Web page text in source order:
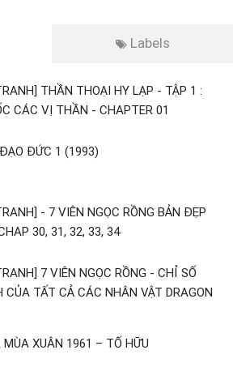
Labels
THẦN THOẠI HY LẠP - TẬP 1 :
CÁC VỊ THẦN - CHAPTER 01
ĐỨC 1 (1993)
- 7 VIÊN NGỌC RỒNG BẢN ĐẸP
30, 31, 32, 33, 34
7 VIÊN NGỌC RỒNG - CHỈ SỐ
CỦA TẤT CẢ CÁC NHÂN VẬT DRAGON
MÙA XUÂN 1961 – TỐ HỮU